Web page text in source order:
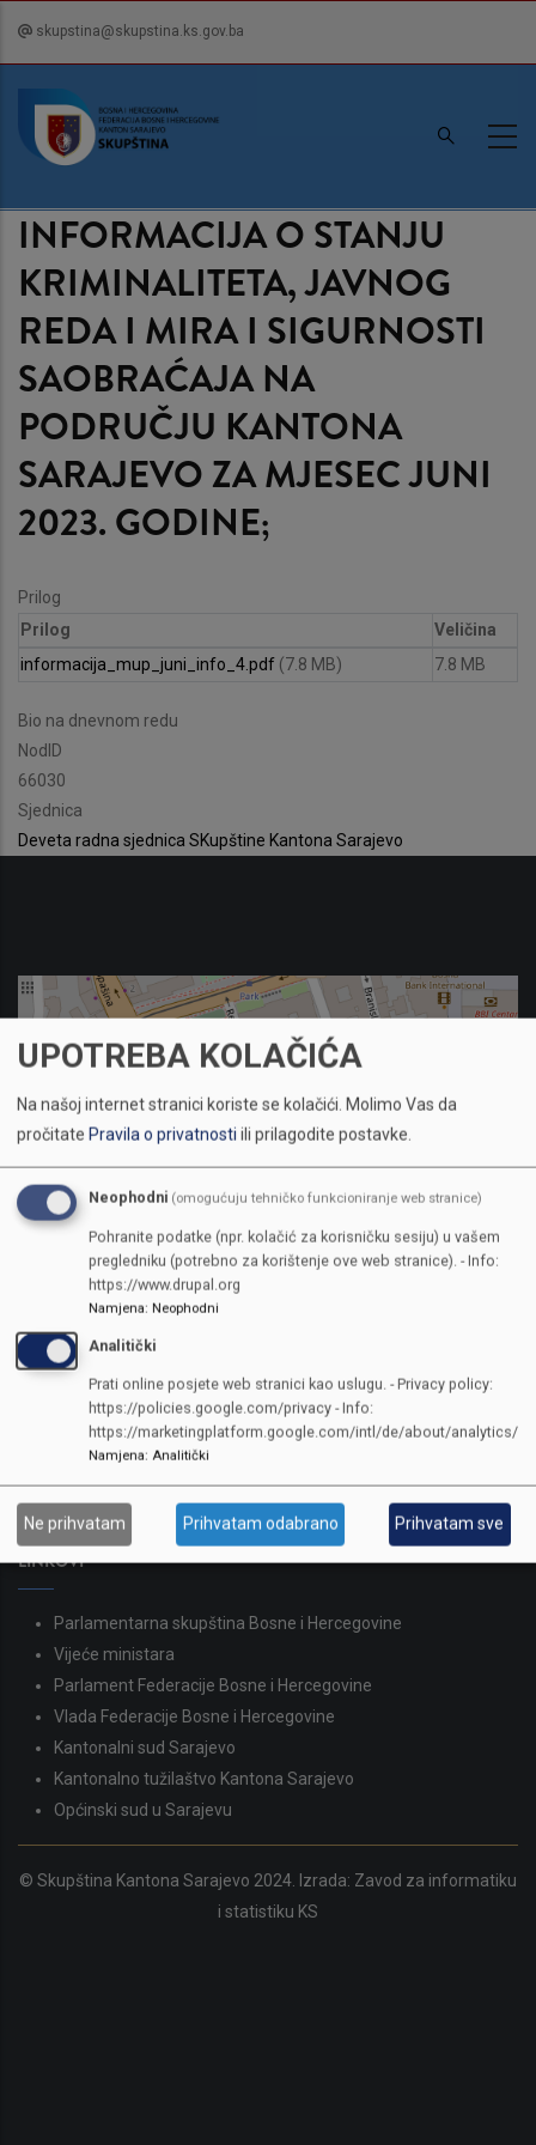
content
skupstina@skupstina.ks.gov.ba
INFORMACIJA O STANJU
KRIMINALITETA, JAVNOG
REDA I MIRA I SIGURNOSTI
SAOBRAĆAJA NA
PODRUČJU KANTONA
SARAJEVO ZA MJESEC JUNI
2023. GODINE;
Prilog
Prilog
Veličina
informacija_mup_juni_info_4.pdf (7.8 MB) 7.8 MB
Bio na dnevnom redu
NodID
66030
Sjednica
Deveta radna sjednica SKupštine Kantona Sarajevo
KONTAKTI
SKUPŠTINA
Adresa: Sarajevo, Reisa Džemaludina Čauševića 1
387 33 562-210
skupstina@skupstina.ks.gov.ba
LINKOVI
Parlamentarna skupština Bosne i Hercegovine
Vijeće ministara
Parlament Federacije Bosne i Hercegovine
Vlada Federacije Bosne i Hercegovine
Kantonalni sud Sarajevo
Kantonalno tužilaštvo Kantona Sarajevo
Općinski sud u Sarajevu
© Skupština Kantona Sarajevo 2024. Izrada: Zavod za informatiku
i statistiku KS
UPOTREBA KOLAČIĆA
Na našoj internet stranici koriste se kolačići. Molimo Vas da
pročitate Pravila o privatnostiili prilagodite postavke.
Neophodni (omogućuju tehničko funkcioniranje web stranice)
Pohranite podatke (npr. kolačić za korisničku sesiju) u vašem
pregledniku (potrebno za korištenje ove web stranice). - Info:
https://www.drupal.org
Namjena: Neophodni
Analitički
Prati online posjete web stranici kao uslugu. - Privacy policy:
https://policies.google.com/privacy - Info:
https://marketingplatform.google.com/intl/de/about/analytics/
Namjena: Analitički
Ne prihvatam Prihvatam odabrano Prihvatam sve